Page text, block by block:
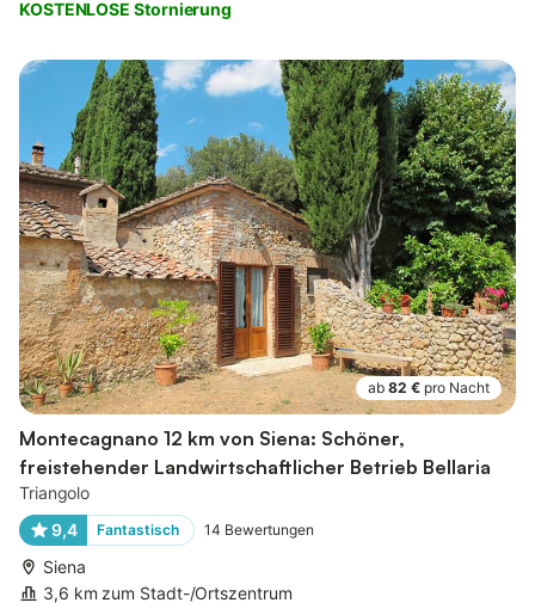
KOSTENLOSE Stornierung
ab 82 € pro Nacht
Montecagnano 12 km von Siena: Schöner,
freistehender Landwirtschaftlicher Betrieb Bellaria
Triangolo
9,4
Fantastisch 14 Bewertungen
Siena
3,6 km zum Stadt-/Ortszentrum